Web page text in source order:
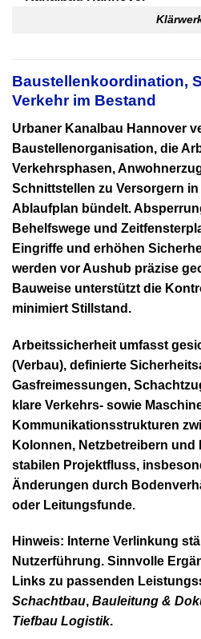
Baustellenkoordination,
Verkehr im Bestand
Urbaner Kanalbau Hannover
Baustellenorganisation, die
Verkehrsphasen,
Schnittstellen zu Versorgern
Ablaufplan bündelt.
Behelfswege und
Eingriffe und erhöhen
werden vor Aushub präzise
Bauweise unterstützt die
minimiert Stillstand.
Arbeitssicherheit umfasst
(Verbau), definierte
Gasfreimessungen,
klare Verkehrs- sowie
Kommunikationsstrukturen
Kolonnen, Netzbetreibern
stabilen Projektfluss,
Änderungen durch
oder Leitungsfunde.
Hinweis: Interne Verlinkung
Nutzerführung. Sinnvolle
Links zu passenden
Schachtbau, Bauleitung &
Tiefbau Logistik.